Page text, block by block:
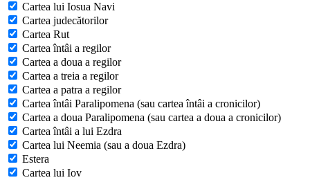
Cartea lui Iosua Navi
Cartea judecătorilor
Cartea Rut
Cartea întâi a regilor
Cartea a doua a regilor
Cartea a treia a regilor
Cartea a patra a regilor
Cartea întâi Paralipomena (sau cartea întâi a cronicilor)
Cartea a doua Paralipomena (sau cartea a doua a cronicilor)
Cartea întâi a lui Ezdra
Cartea lui Neemia (sau a doua Ezdra)
Estera
Cartea lui Iov